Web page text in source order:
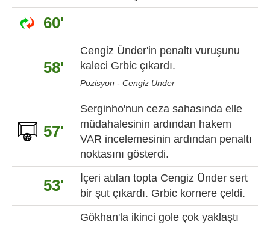
60'
58'
Cengiz Ünder'in penaltı vuruşunu
kaleci Grbic çıkardı.
Pozisyon - Cengiz Ünder
57'
Serginho'nun ceza sahasında elle
müdahalesinin ardından hakem
VAR incelemesinin ardından penaltı
noktasını gösterdi.
53'
İçeri atılan topta Cengiz Ünder sert
bir şut çıkardı. Grbic kornere çeldi.
Gökhan'la ikinci gole çok yaklaştı